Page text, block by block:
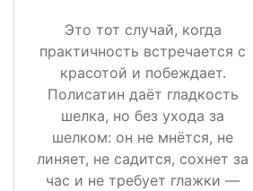
Это тот случай, когда
практичность встречается с
красотой и побеждает.
Полисатин даёт гладкость
шелка, но без ухода за
шелком: он не мнётся, не
линяет, не садится, сохнет за
час и не требует глажки —